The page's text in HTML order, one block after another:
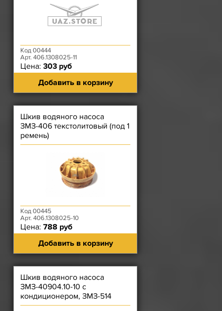
Код 00444
Арт. 406.1308025-11
Цена: 303 руб
Добавить в корзину
Шкив водяного насоса
ЗМЗ-406 текстолитовый (под 1
ремень)
Код 00445
Арт. 406.1308025-10
Цена: 788 руб
Добавить в корзину
Шкив водяного насоса
ЗМЗ-40904.10-10 с
кондиционером, ЗМЗ-514
текстолитовый (под 2 ремня)